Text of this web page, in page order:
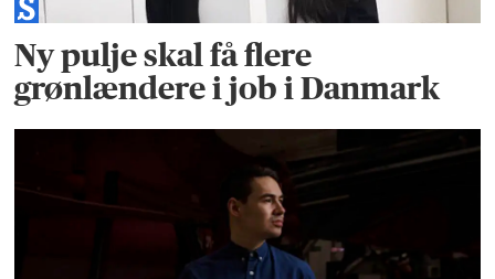
Ny pulje skal få flere
grønlændere i job i Danmark